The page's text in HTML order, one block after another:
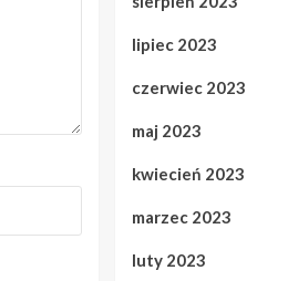
lipiec 2023
czerwiec 2023
maj 2023
kwiecień 2023
marzec 2023
luty 2023